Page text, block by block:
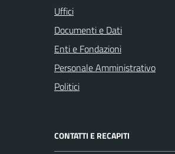
Uffici
Documenti e Dati
Enti e Fondazioni
Personale Amministrativo
Politici
CONTATTI E RECAPITI